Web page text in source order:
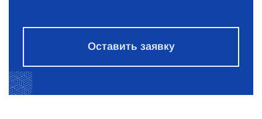
Оставить заявку